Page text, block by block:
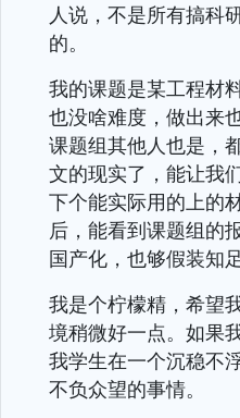
人说，不是所有搞科
的。
我的课题是某工程材
也没啥难度，做出来
课题组其他人也是，
文的现实了，能让我
下个能实际用的上的
后，能看到课题组的
国产化，也够假装知
我是个柠檬精，希望
境稍微好一点。如果
我学生在一个沉稳不
不负众望的事情。